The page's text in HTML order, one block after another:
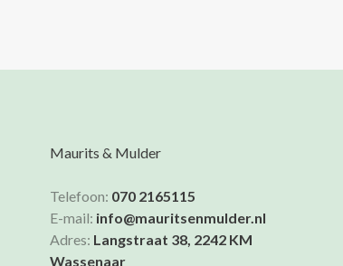
Maurits & Mulder
Telefoon: 070 2165115
E-mail: info@mauritsenmulder.nl
Adres: Langstraat 38, 2242 KM
Wassenaar